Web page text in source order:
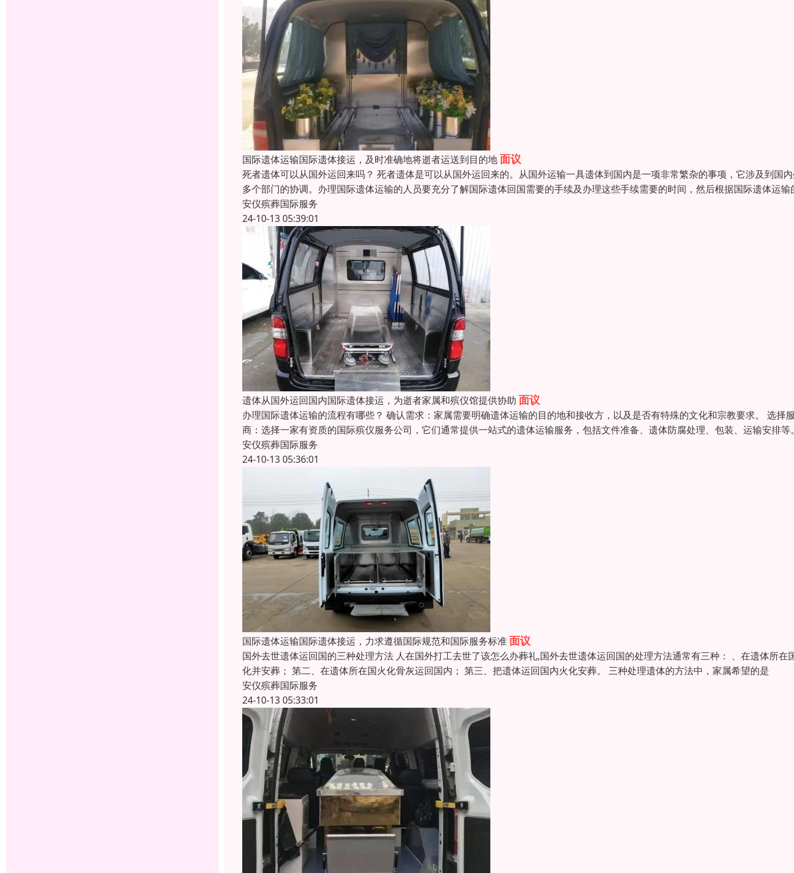
国际遗体运输国际遗体接运，及时准确地将逝者运送到目的地面议
死者遗体可以从国外运回来吗？ 死者遗体是可以从国外运回来的。从国外运输一具遗体到国内是一项非常繁杂的事项，它涉及到国
多个部门的协调。办理国际遗体运输的人员要充分了解国际遗体回国需要的手续及办理这些手续需要的时间，然后根据国际遗体运输
安仪殡葬国际服务
24-10-13 05:39:01
遗体从国外运回国内国际遗体接运，为逝者家属和殡仪馆提供协助 面议
办理国际遗体运输的流程有哪些？ 确认需求：家属需要明确遗体运输的目的地和接收方，以及是否有特殊的文化和宗教要求。 选择
商：选择一家有资质的国际殡仪服务公司，它们通常提供一站式的遗体运输服务，包括文件准备、遗体防腐处理、包装、运输安排等
安仪殡葬国际服务
24-10-13 05:36:01
国际遗体运输国际遗体接运，力求遵循国际规范和国际服务标准面议
国外去世遗体运回国的三种处理方法 人在国外打工去世了该怎么办葬礼,国外去世遗体运回国的处理方法通常有三种： 、在遗体所在
化并安葬； 第二、在遗体所在国火化骨灰运回国内； 第三、把遗体运回国内火化安葬。 三种处理遗体的方法中，家属希望的是
安仪殡葬国际服务
24-10-13 05:33:01